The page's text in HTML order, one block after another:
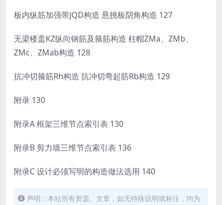
板内纵筋加强带JQD构造 悬挑板阴角构造 127
无梁楼盖KZ纵向钢筋及箍筋构造 柱帽ZMa、ZMb、
ZMc、ZMab构造 128
抗冲切箍筋Rh构造 抗冲切弯起筋Rb构造 129
附录 130
附录A 框架三维节点索引表 130
附录B 剪力墙三维节点索引表 136
附录C 设计必须写明的构造做法选用 140
声明：本站所有资源、文章，如无特殊说明或标注，均为